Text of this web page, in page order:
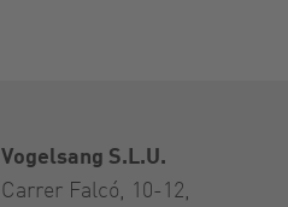
Vogelsang S.L.U.
Carrer Falcó, 10-12,